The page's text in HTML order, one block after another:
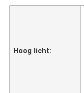
Hoog licht: